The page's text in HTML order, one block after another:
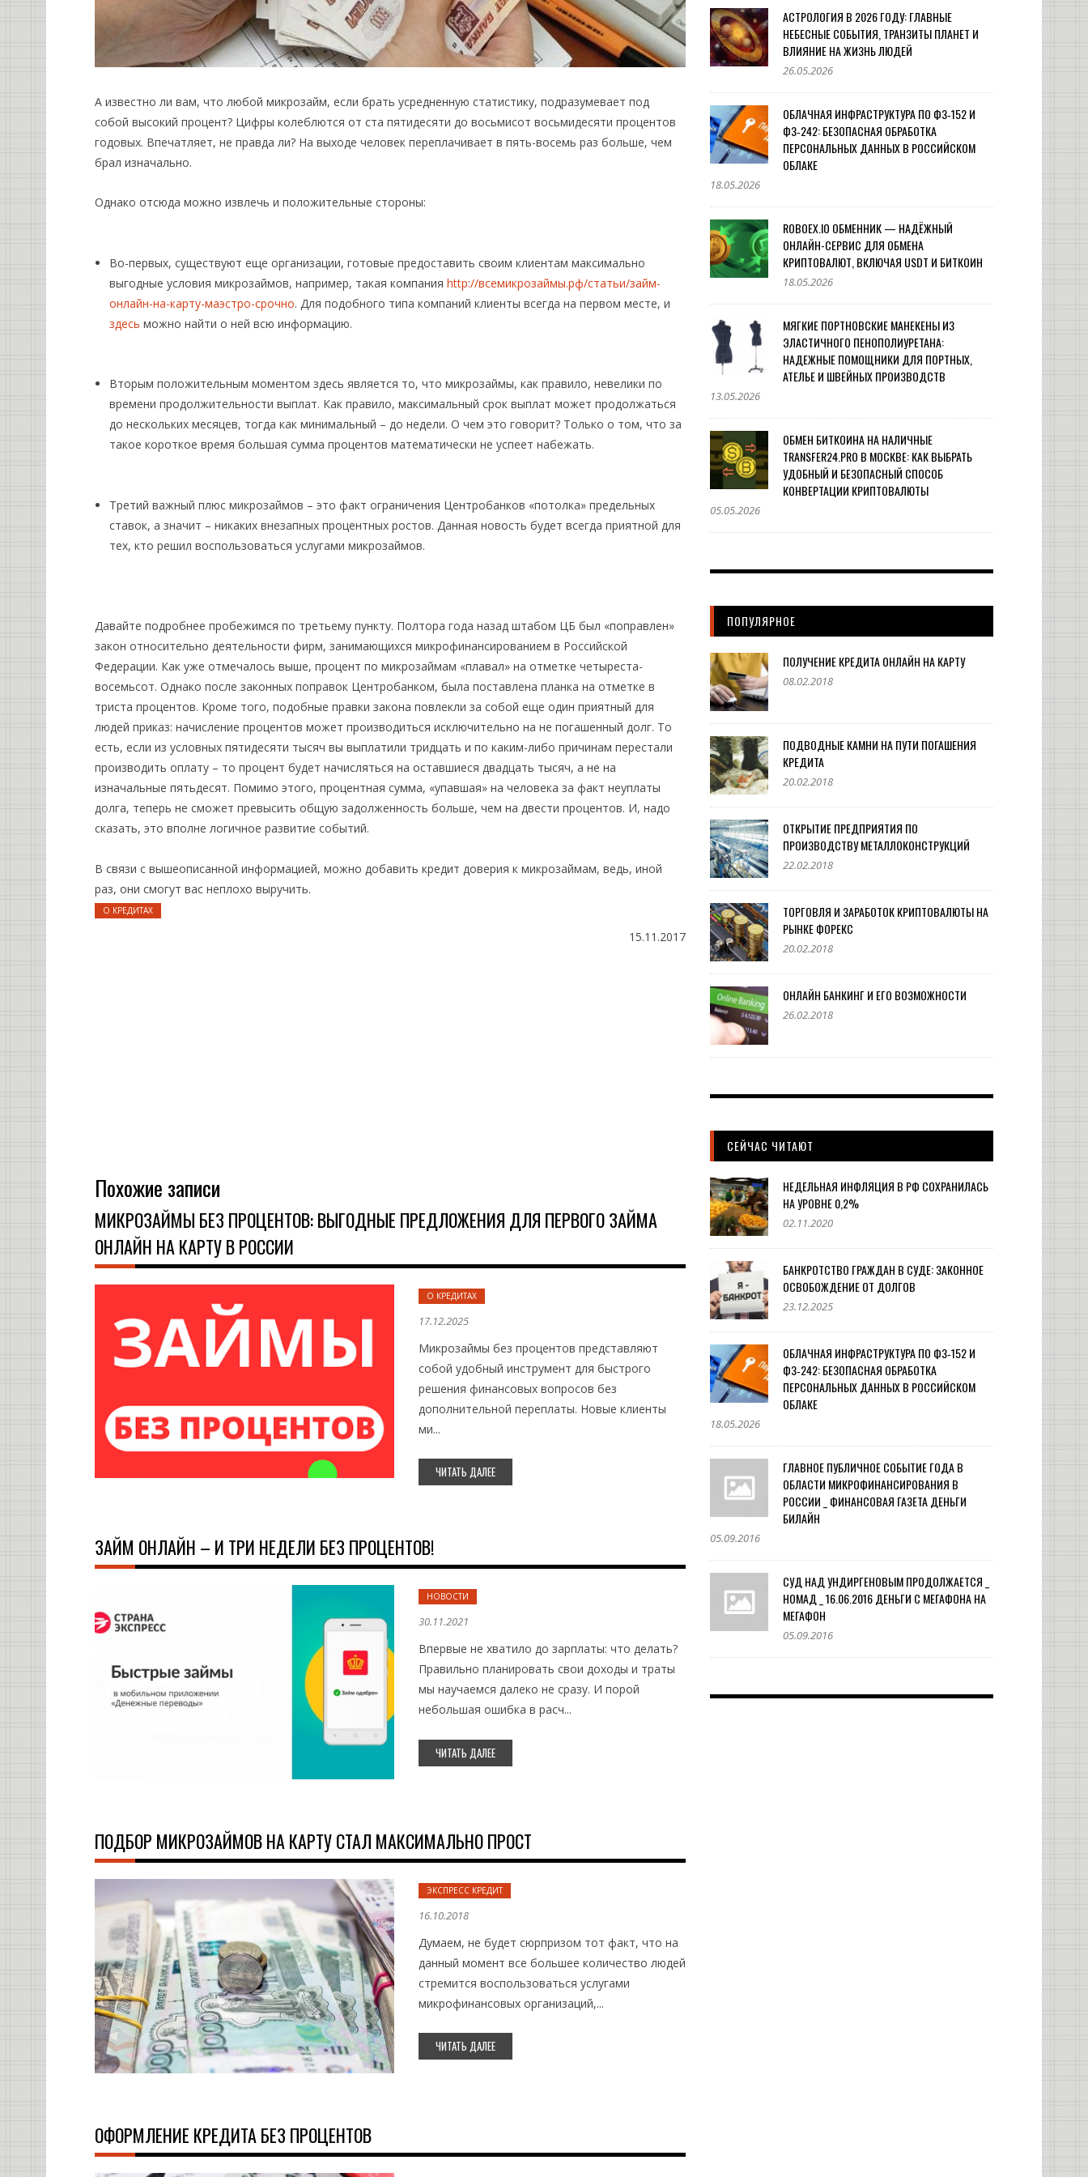
А известно ли вам, что любой микрозайм, если брать усредненную статистику, подразумевает под
собой высокий процент? Цифры колеблются от ста пятидесяти до восьмисот восьмидесяти процентов
годовых. Впечатляет, не правда ли? На выходе человек переплачивает в пять-восемь раз больше, чем
брал изначально.
Однако отсюда можно извлечь и положительные стороны:
Во-первых, существуют еще организации, готовые предоставить своим клиентам максимально
выгодные условия микрозаймов, например, такая компания http://всемикрозаймы.рф/статьи/займ-
онлайн-на-карту-маэстро-срочно. Для подобного типа компаний клиенты всегда на первом месте, и
здесь можно найти о ней всю информацию.
Вторым положительным моментом здесь является то, что микрозаймы, как правило, невелики по
времени продолжительности выплат. Как правило, максимальный срок выплат может продолжаться
до нескольких месяцев, тогда как минимальный – до недели. О чем это говорит? Только о том, что за
такое короткое время большая сумма процентов математически не успеет набежать.
Третий важный плюс микрозаймов – это факт ограничения Центробанков «потолка» предельных
ставок, а значит – никаких внезапных процентных ростов. Данная новость будет всегда приятной для
тех, кто решил воспользоваться услугами микрозаймов.
Давайте подробнее пробежимся по третьему пункту. Полтора года назад штабом ЦБ был «поправлен»
закон относительно деятельности фирм, занимающихся микрофинансированием в Российской
Федерации. Как уже отмечалось выше, процент по микрозаймам «плавал» на отметке четыреста-
восемьсот. Однако после законных поправок Центробанком, была поставлена планка на отметке в
триста процентов. Кроме того, подобные правки закона повлекли за собой еще один приятный для
людей приказ: начисление процентов может производиться исключительно на не погашенный долг. То
есть, если из условных пятидесяти тысяч вы выплатили тридцать и по каким-либо причинам перестали
производить оплату – то процент будет начисляться на оставшиеся двадцать тысяч, а не на
изначальные пятьдесят. Помимо этого, процентная сумма, «упавшая» на человека за факт неуплаты
долга, теперь не сможет превысить общую задолженность больше, чем на двести процентов. И, надо
сказать, это вполне логичное развитие событий.
В связи с вышеописанной информацией, можно добавить кредит доверия к микрозаймам, ведь, иной
раз, они смогут вас неплохо выручить.
О КРЕДИТАХ
15.11.2017
Похожие записи
МИКРОЗАЙМЫ БЕЗ ПРОЦЕНТОВ: ВЫГОДНЫЕ ПРЕДЛОЖЕНИЯ ДЛЯ ПЕРВОГО ЗАЙМА
ОНЛАЙН НА КАРТУ В РОССИИ
О КРЕДИТАХ
17.12.2025
Микрозаймы без процентов представляют
собой удобный инструмент для быстрого
решения финансовых вопросов без
дополнительной переплаты. Новые клиенты
ми...
ЧИТАТЬ ДАЛЕЕ
ЗАЙМ ОНЛАЙН – И ТРИ НЕДЕЛИ БЕЗ ПРОЦЕНТОВ!
НОВОСТИ
30.11.2021
Впервые не хватило до зарплаты: что делать?
Правильно планировать свои доходы и траты
мы научаемся далеко не сразу. И порой
небольшая ошибка в расч...
ЧИТАТЬ ДАЛЕЕ
ПОДБОР МИКРОЗАЙМОВ НА КАРТУ СТАЛ МАКСИМАЛЬНО ПРОСТ
ЭКСПРЕСС КРЕДИТ
16.10.2018
Думаем, не будет сюрпризом тот факт, что на
данный момент все большее количество людей
стремится воспользоваться услугами
микрофинансовых организаций,...
ЧИТАТЬ ДАЛЕЕ
ОФОРМЛЕНИЕ КРЕДИТА БЕЗ ПРОЦЕНТОВ
АСТРОЛОГИЯ В 2026 ГОДУ: ГЛАВНЫЕ
НЕБЕСНЫЕ СОБЫТИЯ, ТРАНЗИТЫ ПЛАНЕТ И
ВЛИЯНИЕ НА ЖИЗНЬ ЛЮДЕЙ
26.05.2026
ОБЛАЧНАЯ ИНФРАСТРУКТУРА ПО ФЗ‑152 И
ФЗ‑242: БЕЗОПАСНАЯ ОБРАБОТКА
ПЕРСОНАЛЬНЫХ ДАННЫХ В РОССИЙСКОМ
ОБЛАКЕ
18.05.2026
ROBOEX.IO ОБМЕННИК — НАДЁЖНЫЙ
ОНЛАЙН-СЕРВИС ДЛЯ ОБМЕНА
КРИПТОВАЛЮТ, ВКЛЮЧАЯ USDT И БИТКОИН
18.05.2026
МЯГКИЕ ПОРТНОВСКИЕ МАНЕКЕНЫ ИЗ
ЭЛАСТИЧНОГО ПЕНОПОЛИУРЕТАНА:
НАДЕЖНЫЕ ПОМОЩНИКИ ДЛЯ ПОРТНЫХ,
АТЕЛЬЕ И ШВЕЙНЫХ ПРОИЗВОДСТВ
13.05.2026
ОБМЕН БИТКОИНА НА НАЛИЧНЫЕ
TRANSFER24.PRO В МОСКВЕ: КАК ВЫБРАТЬ
УДОБНЫЙ И БЕЗОПАСНЫЙ СПОСОБ
КОНВЕРТАЦИИ КРИПТОВАЛЮТЫ
05.05.2026
ПОПУЛЯРНОЕ
ПОЛУЧЕНИЕ КРЕДИТА ОНЛАЙН НА КАРТУ
08.02.2018
ПОДВОДНЫЕ КАМНИ НА ПУТИ ПОГАШЕНИЯ
КРЕДИТА
20.02.2018
ОТКРЫТИЕ ПРЕДПРИЯТИЯ ПО
ПРОИЗВОДСТВУ МЕТАЛЛОКОНСТРУКЦИЙ
22.02.2018
ТОРГОВЛЯ И ЗАРАБОТОК КРИПТОВАЛЮТЫ НА
РЫНКЕ ФОРЕКС
20.02.2018
ОНЛАЙН БАНКИНГ И ЕГО ВОЗМОЖНОСТИ
26.02.2018
СЕЙЧАС ЧИТАЮТ
НЕДЕЛЬНАЯ ИНФЛЯЦИЯ В РФ СОХРАНИЛАСЬ
НА УРОВНЕ 0,2%
02.11.2020
БАНКРОТСТВО ГРАЖДАН В СУДЕ: ЗАКОННОЕ
ОСВОБОЖДЕНИЕ ОТ ДОЛГОВ
23.12.2025
ОБЛАЧНАЯ ИНФРАСТРУКТУРА ПО ФЗ‑152 И
ФЗ‑242: БЕЗОПАСНАЯ ОБРАБОТКА
ПЕРСОНАЛЬНЫХ ДАННЫХ В РОССИЙСКОМ
ОБЛАКЕ
18.05.2026
ГЛАВНОЕ ПУБЛИЧНОЕ СОБЫТИЕ ГОДА В
ОБЛАСТИ МИКРОФИНАНСИРОВАНИЯ В
РОССИИ _ ФИНАНСОВАЯ ГАЗЕТА ДЕНЬГИ
БИЛАЙН
05.09.2016
СУД НАД УНДИРГЕНОВЫМ ПРОДОЛЖАЕТСЯ _
НОМАД _ 16.06.2016 ДЕНЬГИ С МЕГАФОНА НА
МЕГАФОН
05.09.2016